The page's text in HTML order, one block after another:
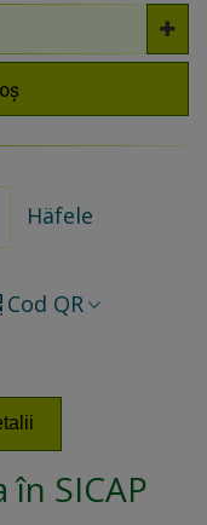
Häfele
Cod QR
SICAP